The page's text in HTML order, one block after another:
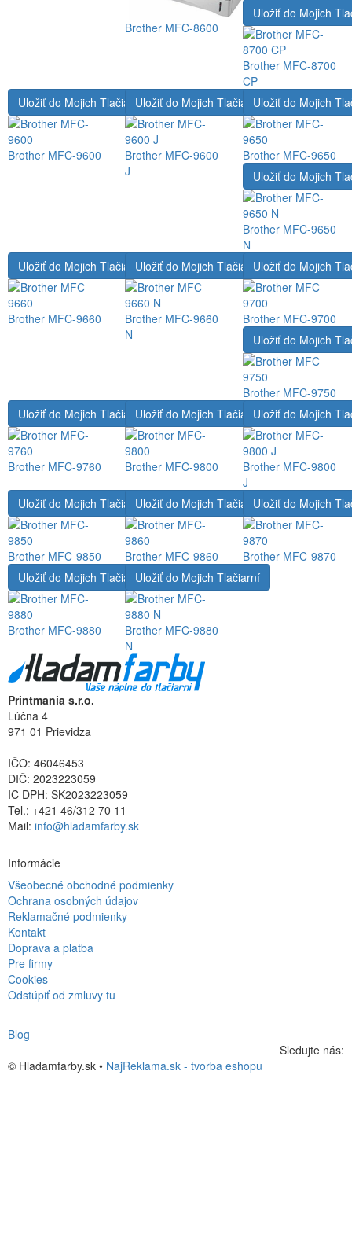
Brother MFC-8600
Uložiť do Mojich
Brother MFC-8700
CP
Uložiť do Mojich Tlačiarní
Brother MFC-9600
Uložiť do Mojich Tlačiarní
Brother MFC-9600
J
Uložiť do Mojich
Brother MFC-9650
Uložiť do Mojich
Brother MFC-9650
N
Uložiť do Mojich Tlačiarní
Brother MFC-9660
Uložiť do Mojich Tlačiarní
Brother MFC-9660
N
Uložiť do Mojich
Brother MFC-9700
Uložiť do Mojich
Brother MFC-9750
Uložiť do Mojich Tlačiarní
Brother MFC-9760
Uložiť do Mojich Tlačiarní
Brother MFC-9800
Uložiť do Mojich
Brother MFC-9800
J
Uložiť do Mojich Tlačiarní
Brother MFC-9850
Uložiť do Mojich Tlačiarní
Brother MFC-9860
Uložiť do Mojich
Brother MFC-9870
Uložiť do Mojich Tlačiarní
Brother MFC-9880
Uložiť do Mojich Tlačiarní
Brother MFC-9880
N
Printmania s.r.o.
Lúčna 4
971 01 Prievidza
IČO: 46046453
DIČ: 2023223059
IČ DPH: SK2023223059
Tel.: +421 46/312 70 11
Mail: info@hladamfarby.sk
Informácie
Všeobecné obchodné podmienky
Ochrana osobných údajov
Reklamačné podmienky
Kontakt
Doprava a platba
Pre firmy
Cookies
Odstúpiť od zmluvy tu
Blog
Sledujte nás:
© Hladamfarby.sk • NajReklama.sk - tvorba eshopu